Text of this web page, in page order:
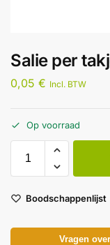
Salie per
0,05 € Incl. BTW
Op voorraad
Boodschappenlijst
Vragen